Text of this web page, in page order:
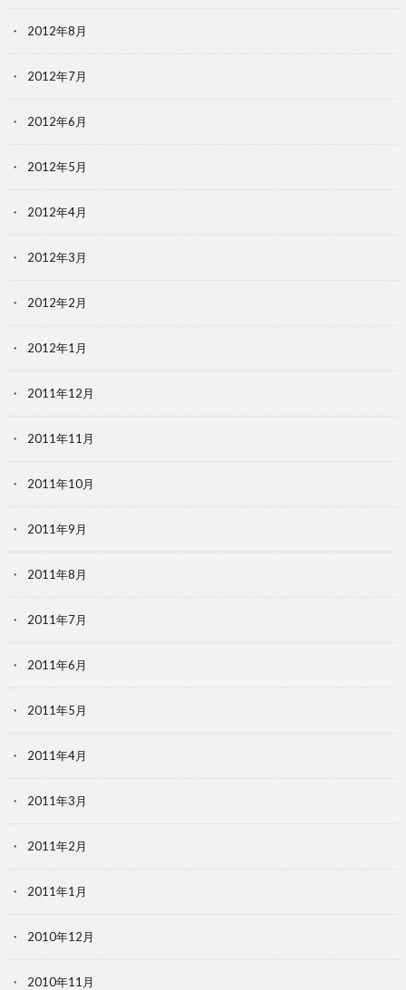
2012年8月
2012年7月
2012年6月
2012年5月
2012年4月
2012年3月
2012年2月
2012年1月
2011年12月
2011年11月
2011年10月
2011年9月
2011年8月
2011年7月
2011年6月
2011年5月
2011年4月
2011年3月
2011年2月
2011年1月
2010年12月
2010年11月